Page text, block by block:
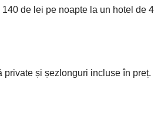
de lei pe noapte la un hotel de 4
și șezlonguri incluse în preț.